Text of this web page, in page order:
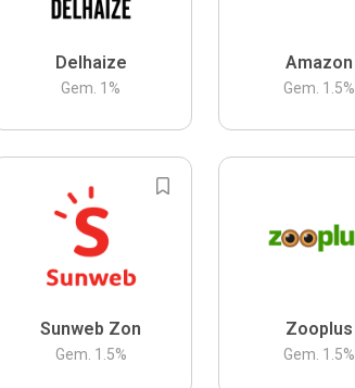
Delhaize
Gem. 1 %
Amazon
Gem. 1.5%
Sunweb Zon
Gem. 1.5%
Zooplus
Gem. 1.5%